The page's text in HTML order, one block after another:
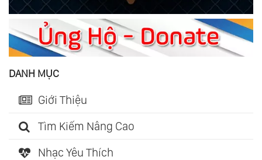
DANH MỤC
Giới Thiệu
Tìm Kiếm Nâng Cao
Nhạc Yêu Thích